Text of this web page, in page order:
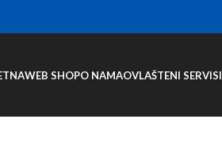
WEB SHOPO NAMAOVLAŠTENI SERVISI